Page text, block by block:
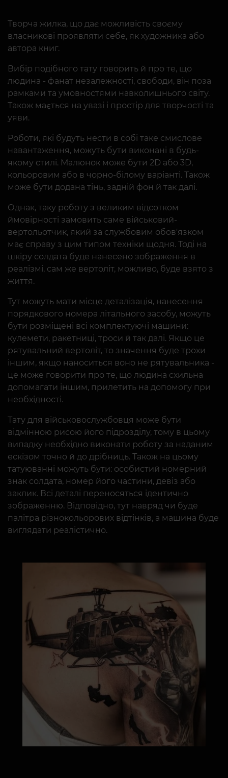
Творча жилка, що дає можливість своєму
власникові проявляти себе, як художника або
автора книг.
Вибір подібного тату говорить й про те, що
людина - фанат незалежності, свободи, він поза
рамками та умовностями навколишнього світу.
Також мається на увазі і простір для творчості та
уяви.
Роботи, які будуть нести в собі таке смислове
навантаження, можуть бути виконані в будь-
якому стилі. Малюнок може бути 2D або 3D,
кольоровим або в чорно-білому варіанті. Також
може бути додана тінь, задній фон й так далі.
Однак, таку роботу з великим відсотком
ймовірності замовить саме військовий-
вертольотчик, який за службовим обов'язком
має справу з цим типом техніки щодня. Тоді на
шкіру солдата буде нанесено зображення в
реалізмі, сам же вертоліт, можливо, буде взято з
життя.
Тут можуть мати місце деталізація, нанесення
порядкового номера літального засобу, можуть
бути розміщені всі комплектуючі машини:
кулемети, ракетниці, троси й так далі. Якщо це
рятувальний вертоліт, то значення буде трохи
іншим, якщо наноситься воно не рятувальника -
це може говорити про те, що людина схильна
допомагати іншим, прилетить на допомогу при
необхідності.
Тату для військовослужбовця може бути
відмінною рисою його підрозділу, тому в цьому
випадку необхідно виконати роботу за наданим
ескізом точно й до дрібниць. Також на цьому
татуюванні можуть бути: особистий номерний
знак солдата, номер його частини, девіз або
заклик. Всі деталі переносяться ідентично
зображенню. Відповідно, тут навряд чи буде
палітра різнокольорових відтінків, а машина буде
виглядати реалістично.